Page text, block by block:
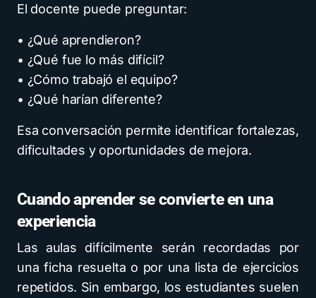
El docente puede preguntar:
• ¿Qué aprendieron?
• ¿Qué fue lo más difícil?
• ¿Cómo trabajó el equipo?
• ¿Qué harían diferente?
Esa conversación permite identificar fortalezas,
dificultades y oportunidades de mejora.
Cuando aprender se convierte en una
experiencia
Las aulas difícilmente serán recordadas por
una ficha resuelta o por una lista de ejercicios
repetidos. Sin embargo, los estudiantes suelen